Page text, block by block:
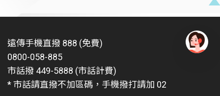
遠傳手機直撥 888 (免費)
0800-058-885
市話撥 449-5888 (市話計費)
* 市話請直撥不加區碼，手機撥打請加 02